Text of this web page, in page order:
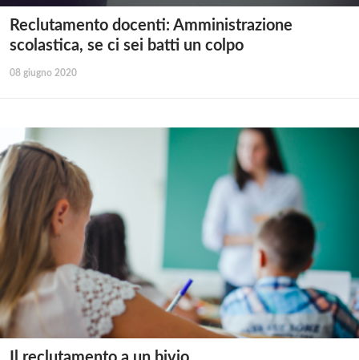
Reclutamento docenti: Amministrazione
scolastica, se ci sei batti un colpo
08 giugno 2020